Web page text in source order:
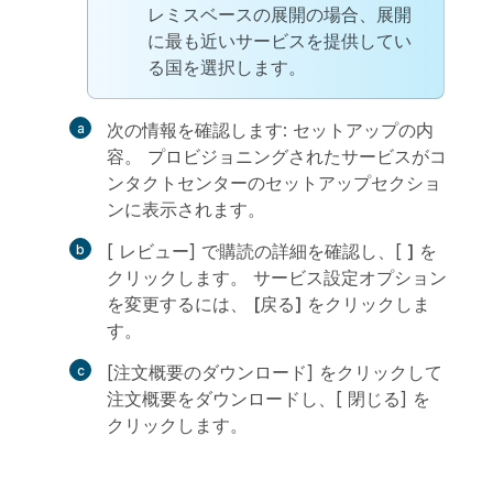
レミスベースの展開の場合、展開
に最も近いサービスを提供してい
る国を選択します。
次の情報を確認します: セットアップの内
容。 プロビジョニングされたサービスがコ
ンタクトセンターのセットアップセクショ
ンに表示されます。
[ レビュー] で購読の詳細を確認し、[ ] を
クリックします。 サービス設定オプション
を変更するには、 [戻る] をクリックしま
す。
[注文概要のダウンロード] をクリックして
注文概要をダウンロードし、[ 閉じる] を
クリックします。